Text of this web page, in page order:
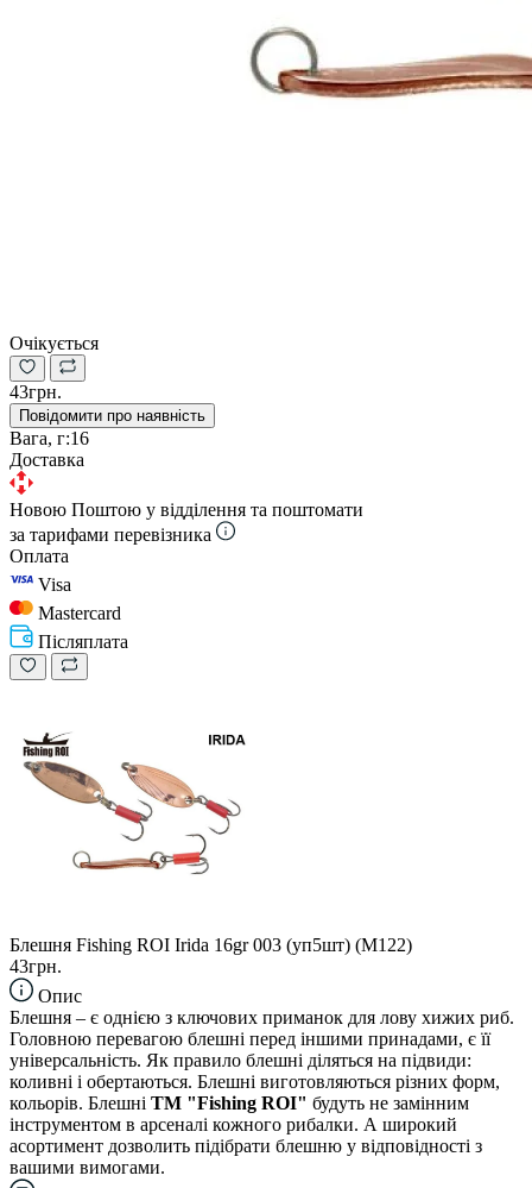
Очікується
43грн.
Повідомити про наявність
Вага, г:16
Доставка
Новою Поштою у відділення та поштомати
за тарифами перевізника
Оплата
Visa
Mastercard
Післяплата
Блешня Fishing ROI Irida 16gr 003 (уп5шт) (M122)
43грн.
Опис
Блешня – є однією з ключових приманок для лову хижих риб.
Головною перевагою блешні перед іншими принадами, є її
універсальність. Як правило блешні діляться на підвиди:
коливні і обертаються. Блешні виготовляються різних форм,
кольорів. Блешні TM "Fishing ROI" будуть не замінним
інструментом в арсеналі кожного рибалки. А широкий
асортимент дозволить підібрати блешню у відповідності з
вашими вимогами.